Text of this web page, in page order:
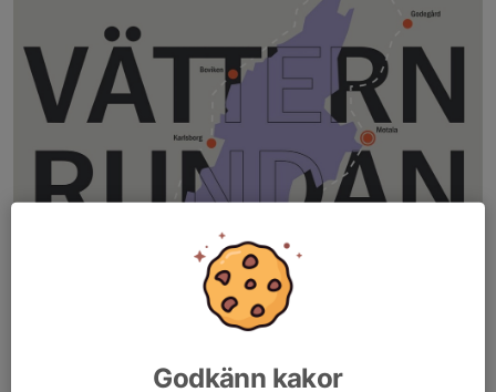
Godkänn kakor